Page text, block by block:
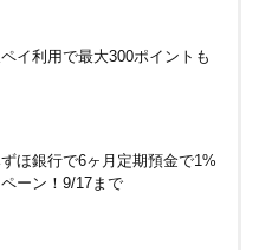
るさと納税で使おう
イ利用で最大300ポイントも
ずほ銀行で6ヶ月定期預金で1%
ーン！9/17まで